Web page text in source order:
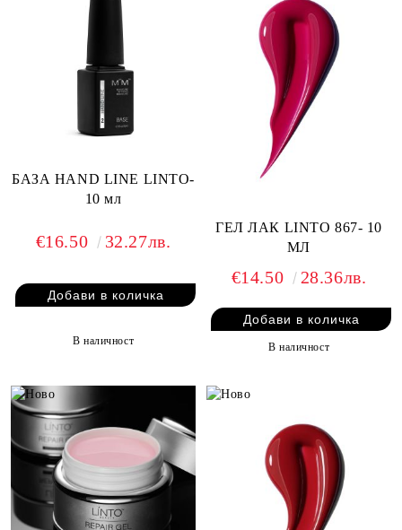
БАЗА HAND LINE LINTO-
10 мл
€16.50 32.27лв.
В наличност
ГЕЛ ЛАК LINTO 867- 10
МЛ
€14.50 28.36лв.
В наличност